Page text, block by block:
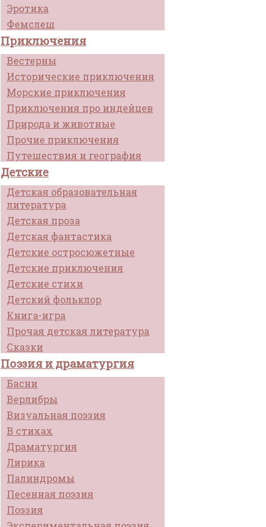
Эротика
Фемслеш
Приключения
Вестерны
Исторические приключения
Морские приключения
Приключения про индейцев
Природа и животные
Прочие приключения
Путешествия и география
Детские
Детская образовательная
литература
Детская проза
Детская фантастика
Детские остросюжетные
Детские приключения
Детские стихи
Детский фольклор
Книга-игра
Прочая детская литература
Сказки
Поэзия и драматургия
Басни
Верлибры
Визуальная поэзия
В стихах
Драматургия
Лирика
Палиндромы
Песенная поэзия
Поэзия